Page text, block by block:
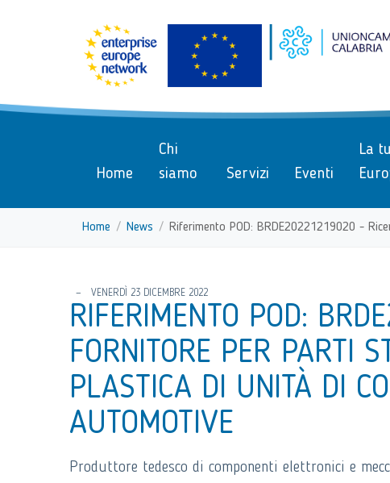
Vai ai contenuti
Menu di navigazione
Home
Chi
siamo
Servizi Eventi
La
Home News Riferimento POD: BRDE20221219020 -
VENERDÌ 23 DICEMBRE 2022
RIFERIMENTO POD:
FORNITORE PER PARTI
PLASTICA DI UNITÀ DI
AUTOMOTIVE
Produttore tedesco di componenti elettronici e